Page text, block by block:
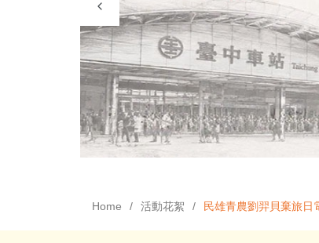
Home 活動花絮 民雄青農劉羿貝棄旅日